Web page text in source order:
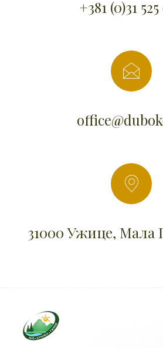
+381 (0)31
31000 Ужице, Мала